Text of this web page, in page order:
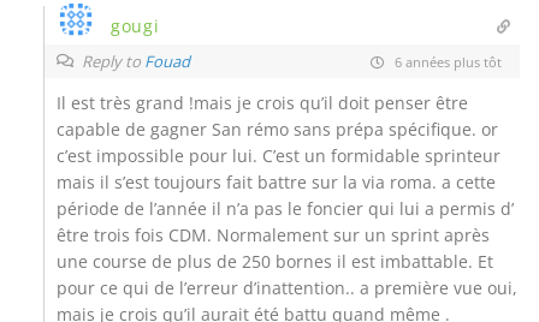
gougi
Reply to Fouad 6 années plus tôt
Il est très grand !mais je crois qu’il doit penser être
capable de gagner San rémo sans prépa spécifique. or
c’est impossible pour lui. C’est un formidable sprinteur
mais il s’est toujours fait battre sur la via roma. a cette
période de l’année il n’a pas le foncier qui lui a permis d’
être trois fois CDM. Normalement sur un sprint après
une course de plus de 250 bornes il est imbattable. Et
pour ce qui de l’erreur d’inattention.. a première vue oui,
mais je crois qu’il aurait été battu quand même .